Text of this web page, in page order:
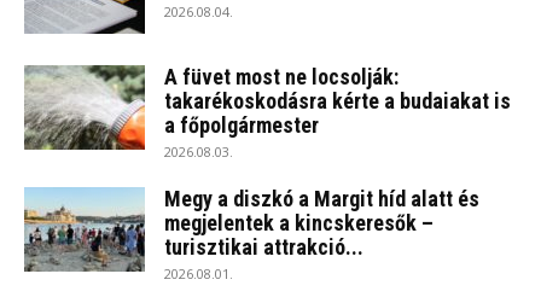
2026.08.04.
A füvet most ne locsolják:
takarékoskodásra kérte a budaiakat is
a főpolgármester
2026.08.03.
Megy a diszkó a Margit híd alatt és
megjelentek a kincskeresők –
turisztikai attrakció...
2026.08.01.